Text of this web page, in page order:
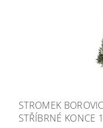
STROMEK
STŘÍBRNÉ KONCE